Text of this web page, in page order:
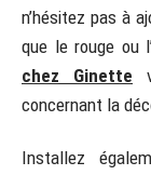
n’hésitez pas à
que le rouge ou
chez Ginette
concernant la
Installez